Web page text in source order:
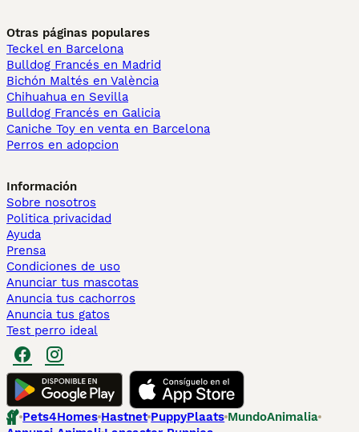
Otras páginas populares
Teckel en Barcelona
Bulldog Francés en Madrid
Bichón Maltés en València
Chihuahua en Sevilla
Bulldog Francés en Galicia
Caniche Toy en venta en Barcelona
Perros en adopcion
Información
Sobre nosotros
Politica privacidad
Ayuda
Prensa
Condiciones de uso
Anunciar tus mascotas
Anuncia tus cachorros
Anuncia tus gatos
Test perro ideal
Pets4Homes Hastnet PuppyPlaats MundoAnimalia